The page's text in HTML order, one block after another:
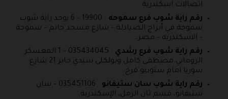
اتصالات اسكندرية.
رقم راية شوب فرع سموحه
: 19900 – 6 يوجد راية شوب
سموحة في أبراج الصيادلة – شارع مسجد حاتم – سموحة
– الاسكندريه – مصر.
رقم راية شوب فرع رشدي
: 035434045 – 1 المعسكر
الروماني مصطفى كامل وبولكلي سيدي جابر 21 شارع
سوريا امام ستوديو فرح.
رقم راية شوب سان ستيفانو
: 035451106 – سان
ستيفانو، قسم ثان الرمل، الإسكندرية.